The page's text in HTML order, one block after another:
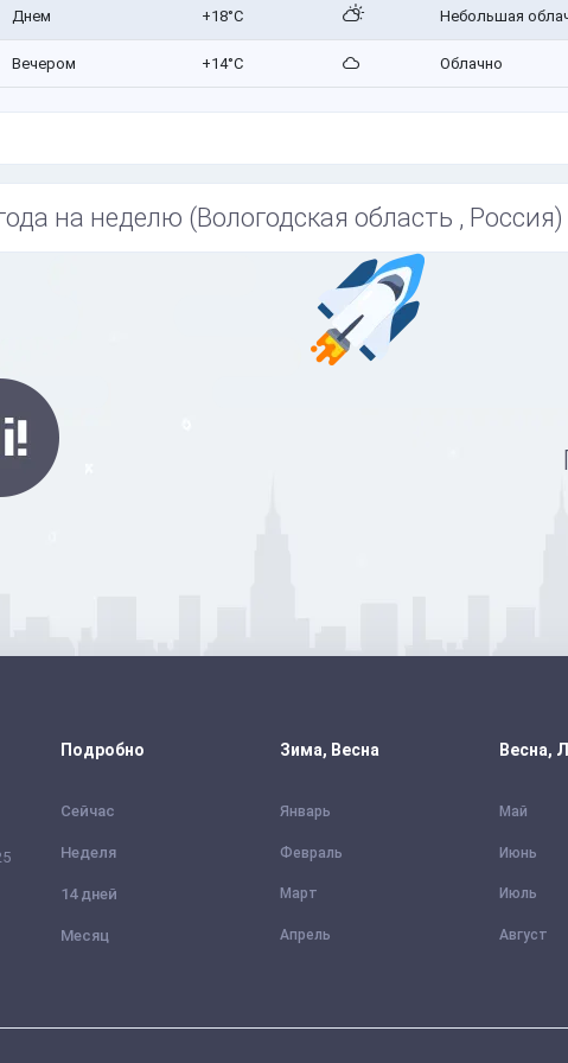
Днем +18°C Небольшая
Вечером +14°C Облачно
на неделю (Вологодская область , Россия)
Подробно
Сейчас
Неделя
14 дней
Месяц
Зима, Весна
Январь
Февраль
Март
Апрель
Весна,
Май
Июнь
Июль
Август